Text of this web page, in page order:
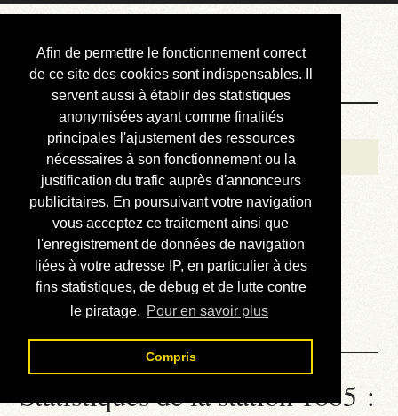
Afin de permettre le fonctionnement correct
de ce site des cookies sont indispensables. Il
servent aussi à établir des statistiques
anonymisées ayant comme finalités
principales l'ajustement des ressources
nécessaires à son fonctionnement ou la
justification du trafic auprès d'annonceurs
publicitaires. En poursuivant votre navigation
vous acceptez ce traitement ainsi que
l'enregistrement de données de navigation
liées à votre adresse IP, en particulier à des
fins statistiques, de debug et de lutte contre
le piratage. Pour en savoir plus
Compris
Courbis, « LE »
Blog Officiel
Bienvenue
Réalisations
Divers (et d’été)
Annonces
Liens externes
Téléchargement
Contact
Statistiques de la station 1885 :